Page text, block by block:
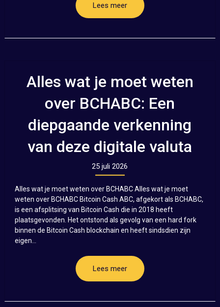
Lees meer
Alles wat je moet weten
over BCHABC: Een
diepgaande verkenning
van deze digitale valuta
25 juli 2026
Alles wat je moet weten over BCHABC Alles wat je moet
weten over BCHABC Bitcoin Cash ABC, afgekort als BCHABC,
is een afsplitsing van Bitcoin Cash die in 2018 heeft
plaatsgevonden. Het ontstond als gevolg van een hard fork
binnen de Bitcoin Cash blockchain en heeft sindsdien zijn
eigen...
Lees meer